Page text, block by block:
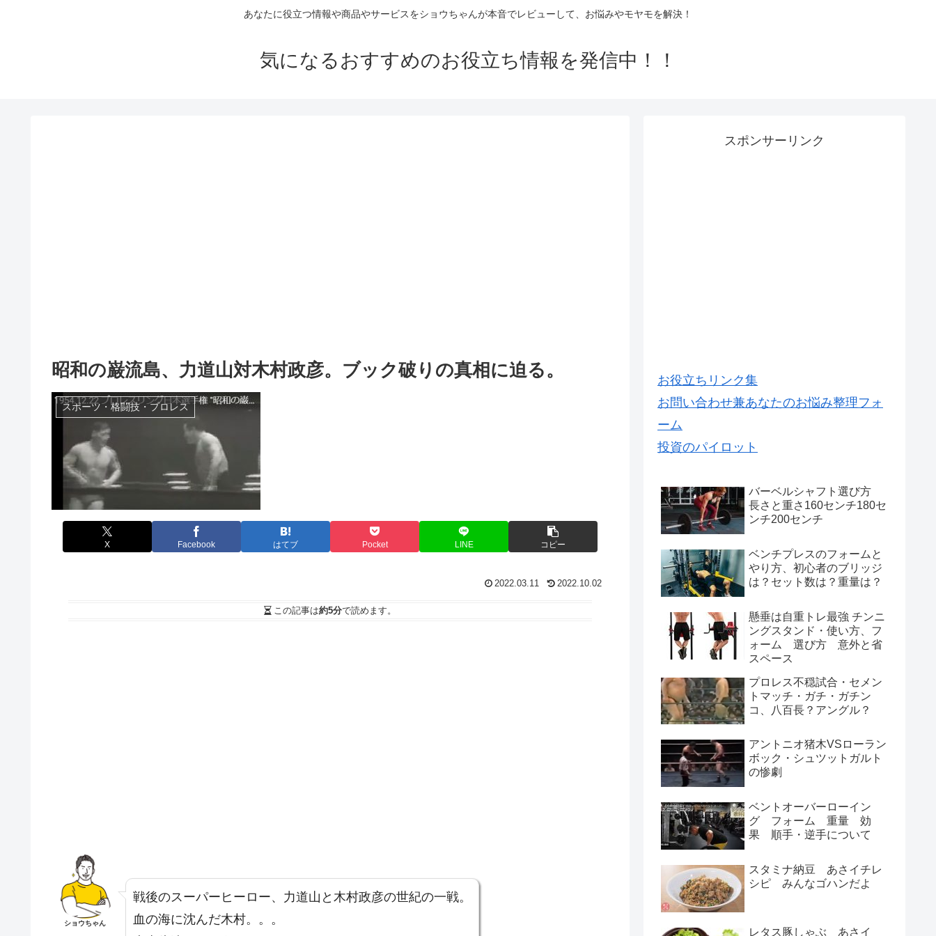
あなたに役立つ情報や商品やサービスをショウちゃんが本音でレビューして、お悩みやモヤモを解決！
気になるおすすめのお役立ち情報を発信中！！
昭和の巌流島、力道山対木村政彦。ブック破りの真相に迫る。
スポーツ・格闘技・プロレス
X Facebook はてブ Pocket LINE コピー
2022.03.11 2022.10.02
この記事は約5分で読めます。
ショウちゃん
戦後のスーパーヒーロー、力道山と木村政彦の世紀の一戦。
血の海に沈んだ木村。。。
スポンサーリンク
お役立ちリンク集
お問い合わせ兼あなたのお悩み整理フォ
ーム
投資のパイロット
バーベルシャフト選び方
長さと重さ160センチ180セ
ンチ200センチ
ベンチプレスのフォームと
やり方、初心者のブリッジ
は？セット数は？重量は？
懸垂は自重トレ最強 チンニ
ングスタンド・使い方、フ
ォーム 選び方 意外と省
スペース
プロレス不穏試合・セメン
トマッチ・ガチ・ガチン
コ、八百長？アングル？
アントニオ猪木VSローラン
ボック・シュツットガルト
の惨劇
ベントオーバーローイン
グ フォーム 重量 効
果 順手・逆手について
スタミナ納豆 あさイチレ
シピ みんなゴハンだよ
レタス豚しゃぶ あさイ